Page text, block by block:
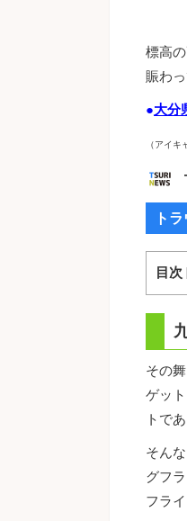
標高
賑わ
●大分
（アイ
ト
目次
その
ゲッ
トであ
そん
グフ
フラ